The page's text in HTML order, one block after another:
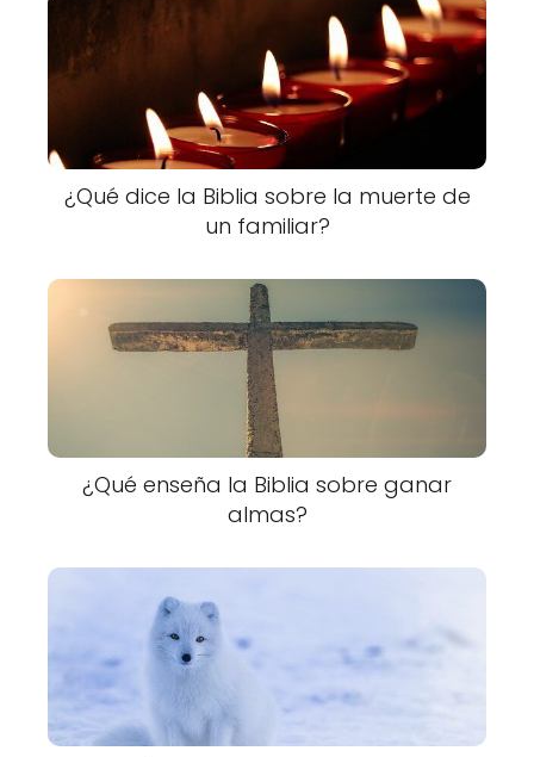
¿Qué dice la Biblia sobre la muerte de
un familiar?
¿Qué enseña la Biblia sobre ganar
almas?